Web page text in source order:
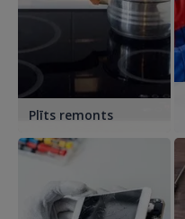
Plīts remonts